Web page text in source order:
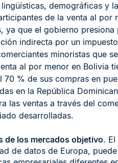
demográficas y
de la venta al por
ya que el gobierno
indirecta por un
minoristas que
al por menor en Bolivia
% de sus compras en
en la República
las ventas a través del
desarrolladas.
de los mercados objetivo. El
de datos de Europa,